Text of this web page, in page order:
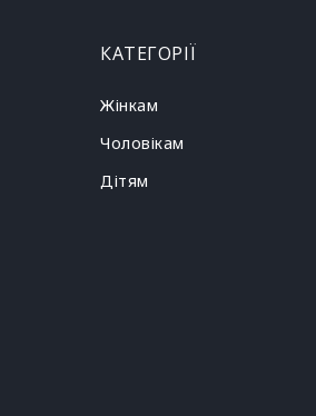
КАТЕГОРІЇ
Жінкам
Чоловікам
Дітям